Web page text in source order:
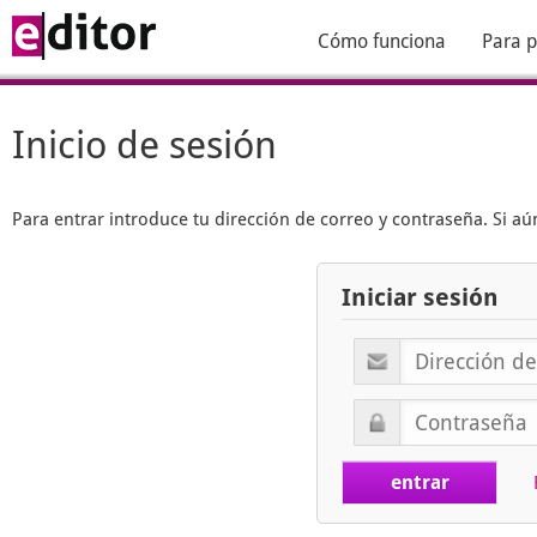
Cómo funciona Para
Inicio de sesión
Para entrar introduce tu dirección de correo y contraseña. Si
Iniciar sesión